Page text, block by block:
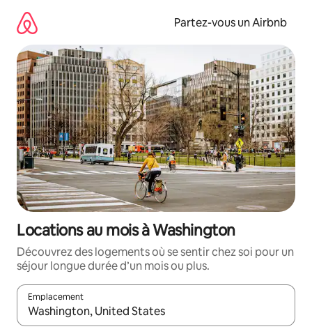
directement
contenu
Partez-vous un Airbnb
Locations au mois à Washington
Découvrez des logements où se sentir chez soi pour un
séjour longue durée d’un mois ou plus.
Emplacement
Quand les résultats sont affichés, parcourez-les en utilisant